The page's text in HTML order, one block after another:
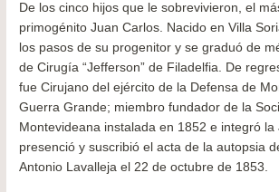
De los cinco hijos que le sobrevivieron, el
primogénito Juan Carlos. Nacido en Villa
los pasos de su progenitor y se graduó de
de Cirugía “Jefferson” de Filadelfia. De
fue Cirujano del ejército de la Defensa de
Guerra Grande; miembro fundador de la
Montevideana instalada en 1852 e integró
presenció y suscribió el acta de la autopsia
Antonio Lavalleja el 22 de octubre de 1853.